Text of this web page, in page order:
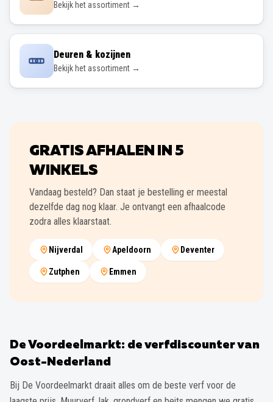
Bekijk het assortiment →
Deuren & kozijnen
Bekijk het assortiment →
GRATIS AFHALEN IN 5
WINKELS
Vandaag besteld? Dan staat je bestelling er meestal
dezelfde dag nog klaar. Je ontvangt een afhaalcode
zodra alles klaarstaat.
Nijverdal Apeldoorn Deventer
Zutphen Emmen
De Voordeelmarkt: de verfdiscounter van
Oost-Nederland
Bij De Voordeelmarkt draait alles om de beste verf voor de